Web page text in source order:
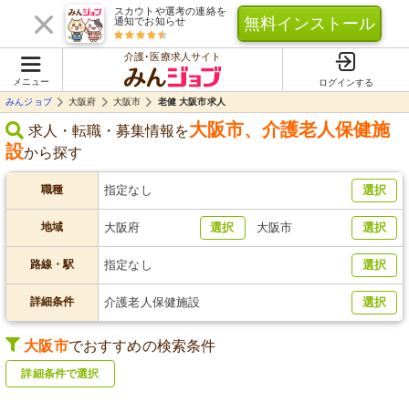
スカウトや選考の連絡を
通知でお知らせ
無料インストール
メニュー
介護･医療求人サイト
ログインする
みんジョブ
大阪府 大阪市 老健 大阪市求人
求人・転職・募集情報を大阪市、 介護老人保健施
設から探す
職種 指定なし 選択
地域 大阪府 選択 大阪市 選択
路線・駅 指定なし 選択
詳細条件 介護老人保健施設 選択
大阪市でおすすめの検索条件
詳細条件で選択